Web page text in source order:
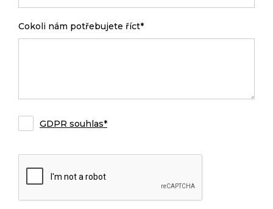
Cokoli nám potřebujete říct*
GDPR souhlas*